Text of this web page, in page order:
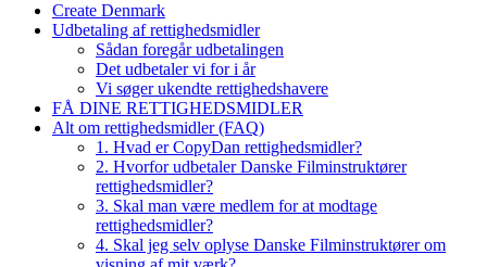
Create Denmark
Udbetaling af rettighedsmidler
Sådan foregår udbetalingen
Det udbetaler vi for i år
Vi søger ukendte rettighedshavere
FÅ DINE RETTIGHEDSMIDLER
Alt om rettighedsmidler (FAQ)
1. Hvad er CopyDan rettighedsmidler?
2. Hvorfor udbetaler Danske Filminstruktører
rettighedsmidler?
3. Skal man være medlem for at modtage
rettighedsmidler?
4. Skal jeg selv oplyse Danske Filminstruktører om